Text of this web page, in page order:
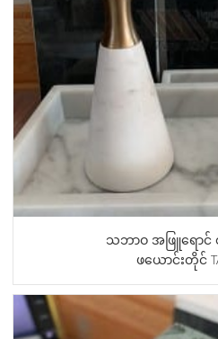
သဘာဝ အဖြူရောင်
ဖယောင်းတိုင်